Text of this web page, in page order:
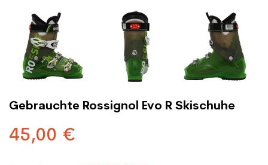
Gebrauchte Rossignol Evo R Skischuhe
45,00 €